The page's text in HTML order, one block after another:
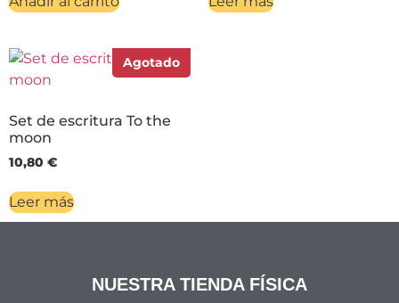
Agotado
Set de escritura To the
moon
10,80 €
Leer más
NUESTRA TIENDA FÍSICA